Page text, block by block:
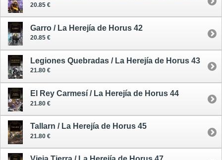
20.85 €
Garro / La Herejía de Horus 42
20.85 €
Legiones Quebradas / La Herejía de Horus 43
21.80 €
El Rey Carmesí / La Herejía de Horus 44
21.80 €
Tallarn / La Herejía de Horus 45
21.80 €